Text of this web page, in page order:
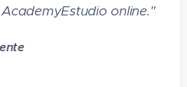
online."